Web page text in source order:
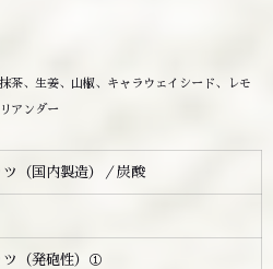
茶、生姜、山椒、キャラウェイシード、レモ
アンダー
ツ（国内製造）／炭酸
ツ（発砲性）①